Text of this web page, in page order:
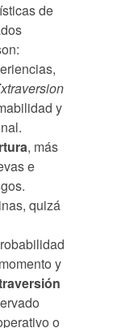
de
xtraversion
y
, más
e
quizá
y
o